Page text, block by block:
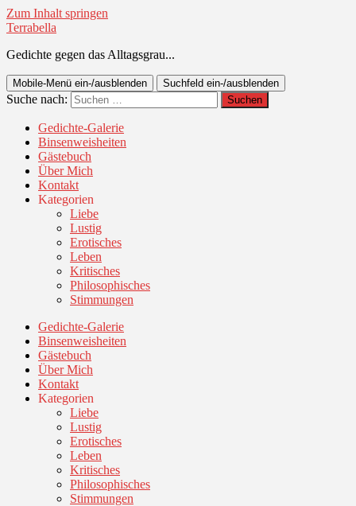
Zum Inhalt springen
Terrabella
Gedichte gegen das Alltagsgrau...
Mobile-Menü ein-/ausblenden Suchfeld ein-/ausblenden
Suche nach:
Gedichte-Galerie
Binsenweisheiten
Gästebuch
Über Mich
Kontakt
Kategorien
Liebe
Lustig
Erotisches
Leben
Kritisches
Philosophisches
Stimmungen
Gedichte-Galerie
Binsenweisheiten
Gästebuch
Über Mich
Kontakt
Kategorien
Liebe
Lustig
Erotisches
Leben
Kritisches
Philosophisches
Stimmungen